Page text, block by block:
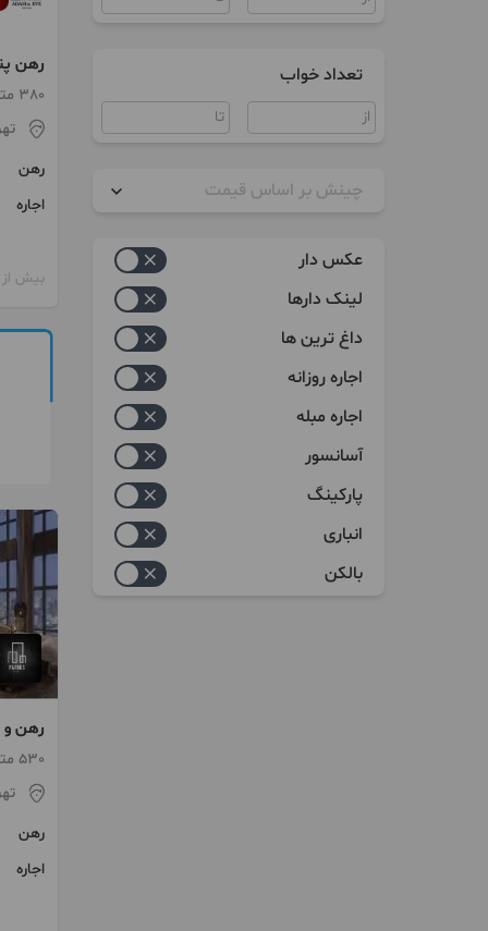
تعداد خواب
چینش بر اساس قیمت
عکس دار
لینک دارها
داغ ترین ها
اجاره روزانه
اجاره مبله
آسانسور
پارکینگ
انباری
بالکن
380 متر / 4 اتاق / طبقه 13
رهن
اجاره
بیش از 12 ماه پیش
خواب
530 متر / طبقه 9 / ساخت 1399
رهن
اجاره